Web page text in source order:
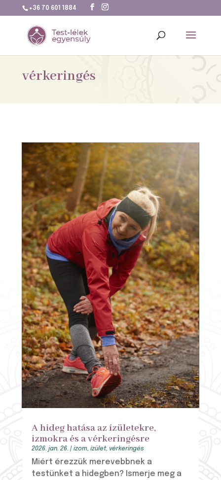
+36 70 601 1884
vérkeringés
A hideg hatása az ízületekre,
izmokra és a vérkeringésre
2026. jan. 26. | izom, ízület, vérkeringés
Miért érezzük merevebbnek a
testünket a hidegben? Ismerje meg a